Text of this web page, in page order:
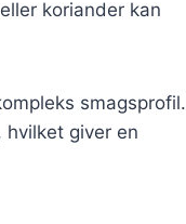
koriander kan
smagsprofil.
giver en